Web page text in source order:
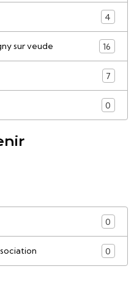
4
sur veude 16
7
0
0
0